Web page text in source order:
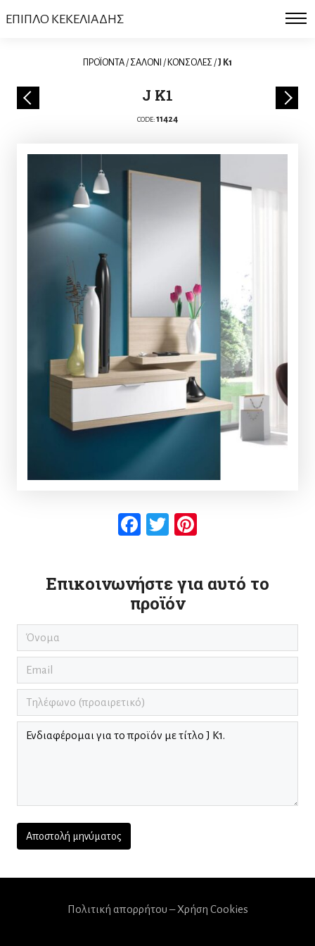
ΕΠΙΠΛΟ ΚΕΚΕΛΙΑΔΗΣ
ΠΡΟΪΟΝΤΑ / ΣΑΛΟΝΙ / ΚΟΝΣΟΛΕΣ /J K1
J K1
CODE:11424
Facebook
Twitter
Επικοινωνήστε για αυτό το
προϊόν
Πολιτική απορρήτου – Χρήση Cookies